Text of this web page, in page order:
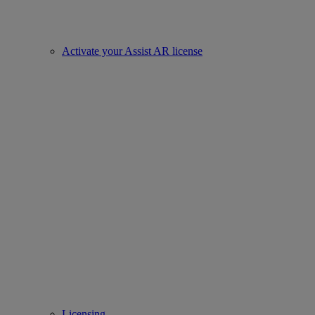
Activate your Assist AR license